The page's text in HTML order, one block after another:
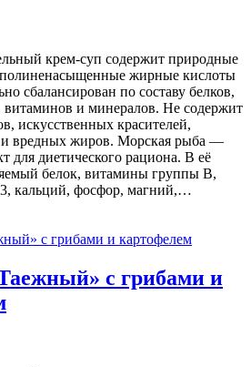
крем-суп содержит природные
жирные кислоты
сбалансирован по составу белков,
витаминов и минералов. Не содержит
искусственных красителей,
и вредных жиров. Морская рыба —
для диетического рациона. В её
белок, витамины группы В,
кальций, фосфор, магний,…
с грибами и